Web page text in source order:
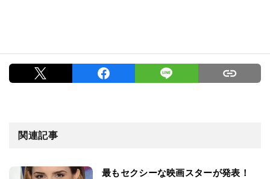
関連記事
最もセクシーな映画スターが発表！